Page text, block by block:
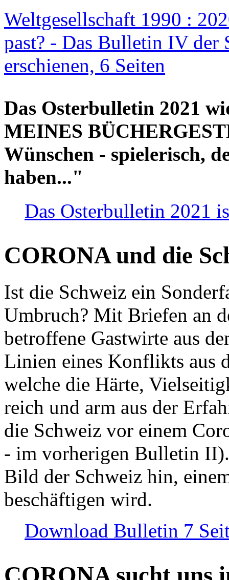
Weltgesellschaft 1990 :
past? - Das Bulletin IV der
erschienen, 6 Seiten
Das Osterbulletin 2021
MEINES
Wünschen - spielerisch,
haben..."
Das Osterbulletin 2021
CORONA und die
Ist die Schweiz ein
Umbruch? Mit Briefen an
betroffene Gastwirte aus
Linien eines Konflikts aus
welche die Härte,
reich und arm aus der
die Schweiz vor einem
- im vorherigen Bulletin
Bild der Schweiz hin,
beschäftigen wird.
Download Bulletin 7